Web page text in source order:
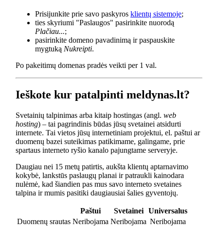
Prisijunkite prie savo paskyros klientų sistemoje;
ties skyriumi "Paslaugos" pasirinkite nuorodą
Plačiau...;
pasirinkite domeno pavadinimą ir paspauskite
mygtuką Nukreipti.
Po pakeitimų domenas pradės veikti per 1 val.
Ieškote kur patalpinti meldynas.lt?
Svetainių talpinimas arba kitaip hostingas (angl. web
hosting) – tai pagrindinis būdas jūsų svetainei atsidurti
internete. Tai vietos jūsų internetiniam projektui, el. paštui ar
duomenų bazei suteikimas patikimame, galingame, prie
spartaus interneto ryšio kanalo pajungtame serveryje.
Daugiau nei 15 metų patirtis, aukšta klientų aptarnavimo
kokybė, lankstūs paslaugų planai ir patraukli kainodara
nulėmė, kad šiandien pas mus savo interneto svetaines
talpina ir mumis pasitiki daugiausiai šalies gyventojų.
Paštui Svetainei
Universalus
Duomenų srautas Neribojama Neribojama Neribojama